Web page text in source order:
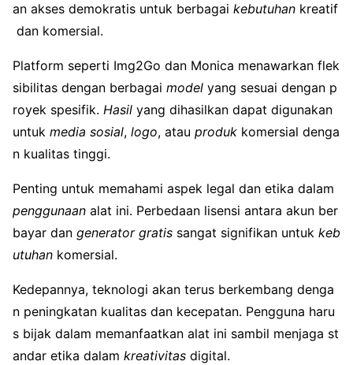
an akses demokratis untuk berbagai kebutuhan kreatif
dan komersial.
Platform seperti Img2Go dan Monica menawarkan flek
sibilitas dengan berbagai model yang sesuai dengan p
royek spesifik. Hasil yang dihasilkan dapat digunakan
untuk media sosial, logo, atau produk komersial denga
n kualitas tinggi.
Penting untuk memahami aspek legal dan etika dalam
penggunaan alat ini. Perbedaan lisensi antara akun ber
bayar dan generator gratis sangat signifikan untuk keb
utuhan komersial.
Kedepannya, teknologi akan terus berkembang denga
n peningkatan kualitas dan kecepatan. Pengguna haru
s bijak dalam memanfaatkan alat ini sambil menjaga st
andar etika dalam kreativitas digital.